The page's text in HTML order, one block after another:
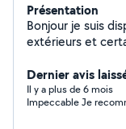
Présentation
Bonjour je suis
extérieurs et
Dernier avis
Il y a plus de 6 mois
Impeccable